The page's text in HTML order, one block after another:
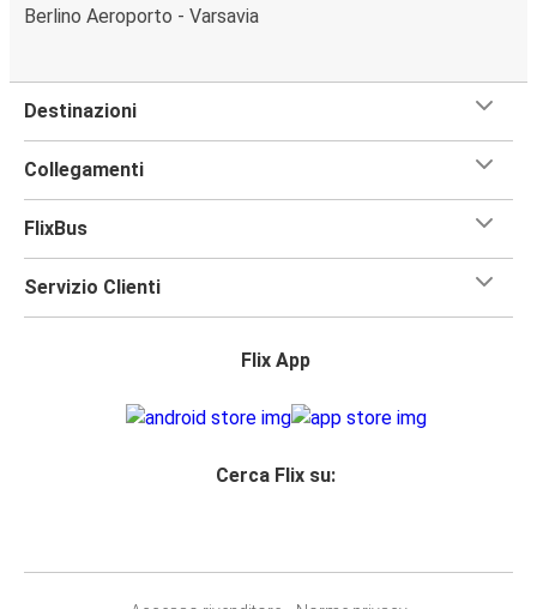
Berlino Aeroporto - Varsavia
Destinazioni
Collegamenti
FlixBus
Servizio Clienti
Flix App
Cerca Flix su: